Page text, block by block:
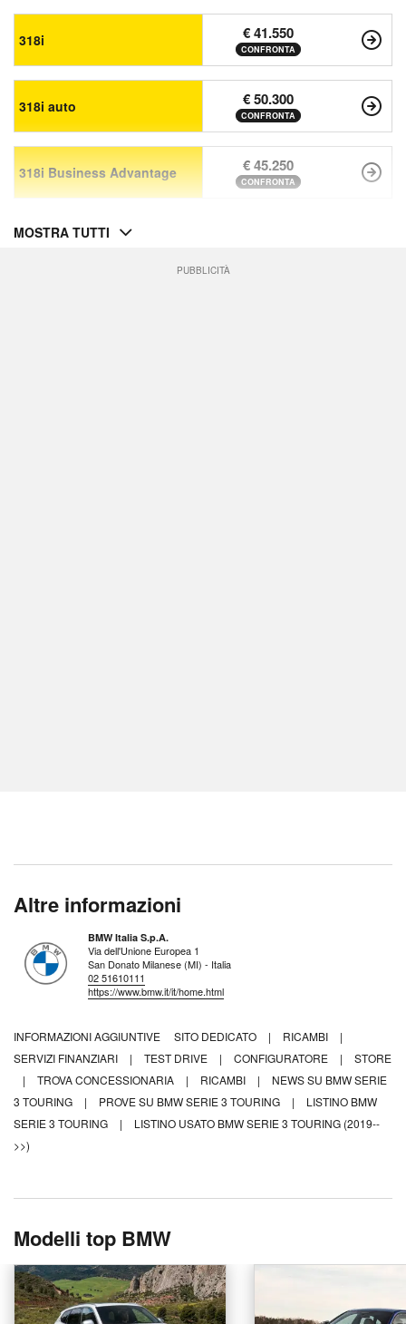
318i € 41.550
CONFRONTA
318i auto € 50.300
CONFRONTA
318i Business Advantage € 45.250
CONFRONTA
MOSTRA TUTTI
PUBBLICITÀ
Altre informazioni
BMW Italia S.p.A.
Via dell'Unione Europea 1
San Donato Milanese (MI) - Italia
02 51610111
https://www.bmw.it/it/home.html
INFORMAZIONI AGGIUNTIVE SITO DEDICATO | RICAMBI
|
SERVIZI FINANZIARI
| TEST DRIVE | CONFIGURATORE |
STORE
|
TROVA CONCESSIONARIA | RICAMBI |
NEWS SU BMW SERIE
3 TOURING
| PROVE SU BMW SERIE 3 TOURING |
LISTINO BMW
SERIE 3 TOURING
|
LISTINO USATO BMW SERIE 3 TOURING (2019--
>>)
Modelli top BMW